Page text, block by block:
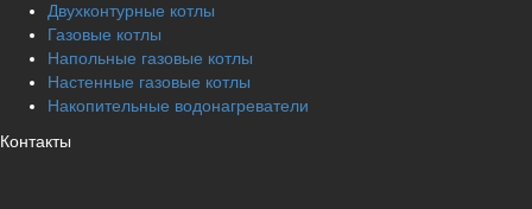
Двухконтурные котлы
Газовые котлы
Напольные газовые котлы
Настенные газовые котлы
Накопительные водонагреватели
Контакты